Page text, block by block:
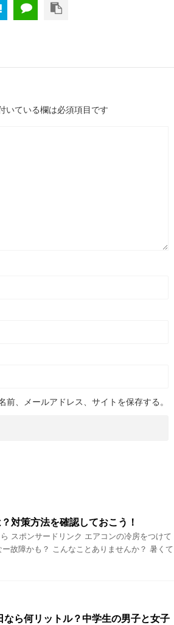
いている欄は必須項目です
、メールアドレス、サイトを保存する。
対策方法を確認しておこう！
スポンサードリンク エアコンの冷房をつけて
故障かも？ こんなことありませんか？ 暑くて
ら何リットル？中学生の男子と女子